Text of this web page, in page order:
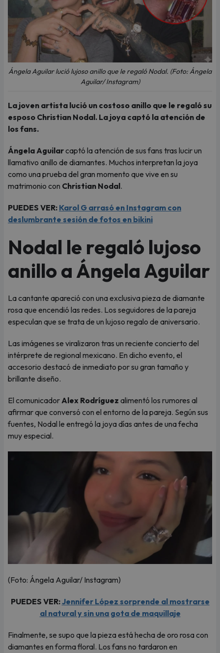
Ángela Aguilar lució lujoso anillo que le regaló Nodal. (Foto: Ángela
Aguilar/ Instagram)
La joven artista lució un costoso anillo que le regaló su
esposo Christian Nodal. La joya captó la atención de
los fans.
Ángela Aguilarcaptó la atención de sus fans tras lucir un
llamativo anillo de diamantes. Muchos interpretan la joya
como una prueba del gran momento que vive en su
matrimonio con Christian Nodal.
PUEDES VER: Karol G arrasó en Instagram con
deslumbrante sesión de fotos en bikini
Nodal le regaló lujoso
anillo a Ángela Aguilar
La cantante apareció con una exclusiva pieza de diamante
rosa que encendió las redes. Los seguidores de la pareja
especulan que se trata de un lujoso regalo de aniversario.
Las imágenes se viralizaron tras un reciente concierto del
intérprete de regional mexicano. En dicho evento, el
accesorio destacó de inmediato por su gran tamaño y
brillante diseño.
El comunicadorAlex Rodríguez alimentó los rumores al
afirmar que conversó con el entorno de la pareja. Según sus
fuentes, Nodal le entregó la joya días antes de una fecha
muy especial.
(Foto: Ángela Aguilar/ Instagram)
PUEDES VER:Jennifer López sorprende al mostrarse
al natural y sin una gota de maquillaje
Finalmente, se supo que la pieza está hecha de oro rosa con
diamantes en forma floral. Los fans no tardaron en